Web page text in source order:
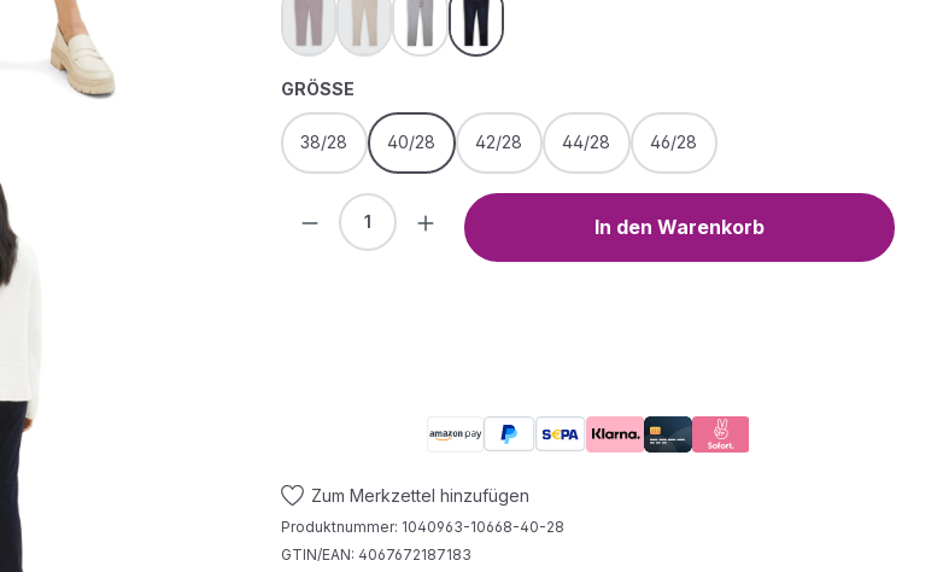
bordeaux red
(Diese Option ist zurzeit nicht verfügbar.)
dark sepia
(Diese Option ist zurzeit nicht verfügbar.)
explicit greysky captain blue
GRÖSSE AUSWÄHLEN
38/28 40/28 42/28 44/28 46/28
Produkt Anzahl: Gib den gewünschten Wert
In den Warenkorb
Zum Merkzettel hinzufügen
Produktnummer: 1040963-10668-40-28
GTIN/EAN: 4067672187183